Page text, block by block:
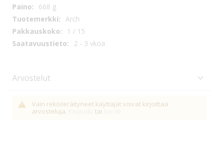
668 g
Arch
1 / 15
2 - 3 vkoa
Arvostelut
Vain rekisteräityneet käyttäjät voivat kirjoittaa
arvosteluja.
tai